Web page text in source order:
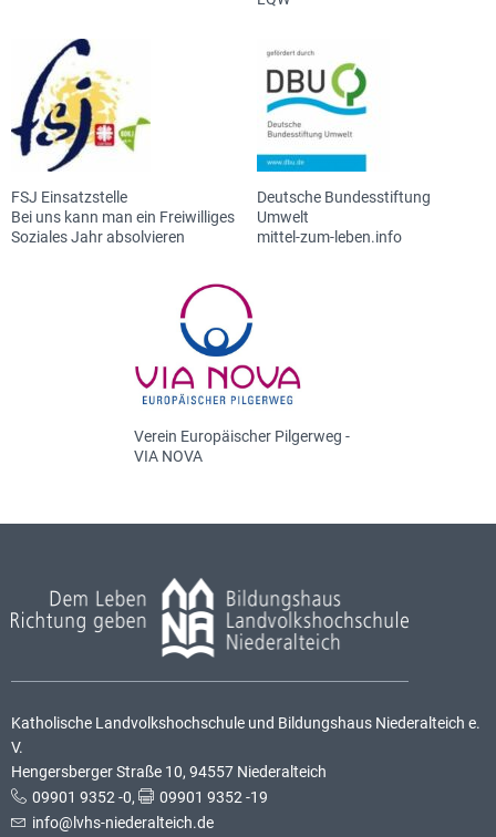
FSJ Einsatzstelle
Bei uns kann man ein Freiwilliges
Soziales Jahr absolvieren
Deutsche Bundesstiftung
Umwelt
mittel-zum-leben.info
Verein Europäischer Pilgerweg -
VIA NOVA
Katholische Landvolkshochschule und Bildungshaus Niederalteich e.
V.
Hengersberger Straße 10, 94557 Niederalteich
09901 9352 -0,
09901 9352 -19
info@lvhs-niederalteich.de